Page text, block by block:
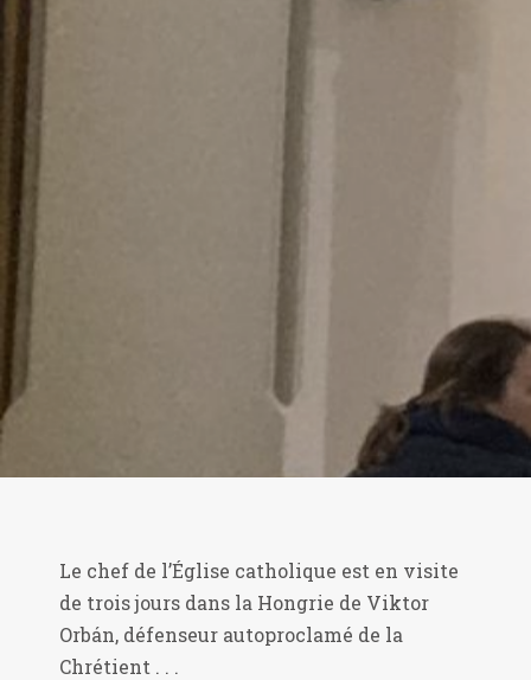
Le chef de l’Église catholique est en visite
de trois jours dans la Hongrie de Viktor
Orbán, défenseur autoproclamé de la
Chrétient . . .